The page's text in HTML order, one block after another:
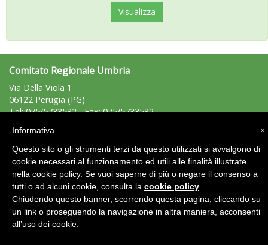
Visualizza
Comitato Regionale Umbria
Via Della Viola 1
06122 Perugia (PG)
Tel: 075/5733532 - Fax: 075/5733532
e-mail:
umbria@uisp.it
Area Riservata 2.0
×
Informativa
Questo sito o gli strumenti terzi da questo utilizzati si avvalgono di
cookie necessari al funzionamento ed utili alle finalità illustrate
nella cookie policy. Se vuoi saperne di più o negare il consenso a
tutti o ad alcuni cookie, consulta la cookie policy
Chiudendo questo banner, scorrendo questa pagina, cliccando su
un link o proseguendo la navigazione in altra maniera, acconsenti
all’uso dei cookie.